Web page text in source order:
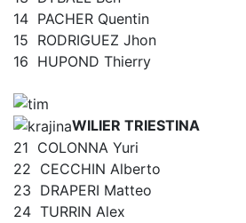
14 PACHER Quentin
15 RODRIGUEZ Jhon
16 HUPOND Thierry
WILIER TRIESTINA
21 COLONNA Yuri
22 CECCHIN Alberto
23 DRAPERI Matteo
24 TURRIN Alex